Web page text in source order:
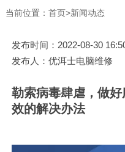
当前位置： 首页>新闻动态
发布时间：2022-08-30
发布人：优洱士电脑维修
勒索病毒肆虐，做
效的解决办法